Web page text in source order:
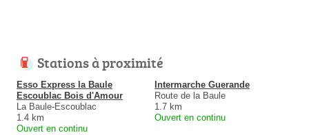
Stations à proximité
Esso Express la Baule
Escoublac Bois d'Amour
La Baule-Escoublac
1.4 km
Ouvert en continu
Intermarche Guerande
Route de la Baule
1.7 km
Ouvert en continu